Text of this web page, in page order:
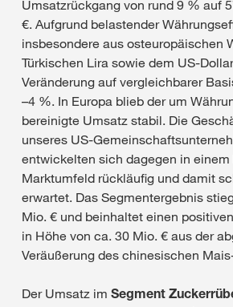
Umsatzrückgang von rund 9 % auf
€. Aufgrund belastender
insbesondere aus osteuropäischen
Türkischen Lira sowie dem US-
Veränderung auf vergleichbarer
–4 %. In Europa blieb der um
bereinigte Umsatz stabil. Die
unseres US-
entwickelten sich dagegen in einem
Marktumfeld rückläufig und damit
erwartet. Das Segmentergebnis
Mio. € und beinhaltet einen
in Höhe von ca. 30 Mio. € aus der
Veräußerung des chinesischen
Der Umsatz im Segment